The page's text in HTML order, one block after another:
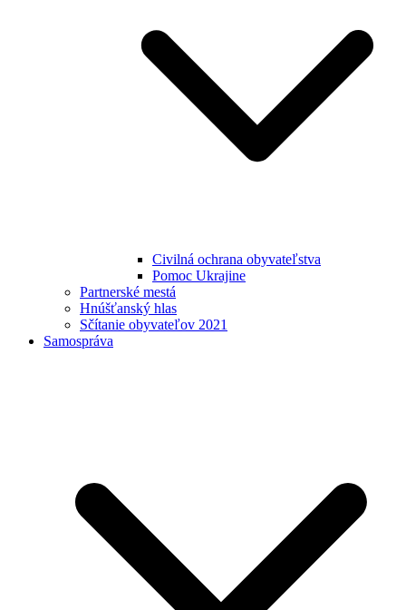
Civilná ochrana obyvateľstva
Pomoc Ukrajine
Partnerské mestá
Hnúšťanský hlas
Sčítanie obyvateľov 2021
Samospráva